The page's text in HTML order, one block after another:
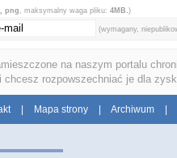
png, maksymalny waga pliku: 4MB.)
(wymagany,
na naszym portalu
chcesz rozpowszechniać je dla
Mapa strony Archiwum